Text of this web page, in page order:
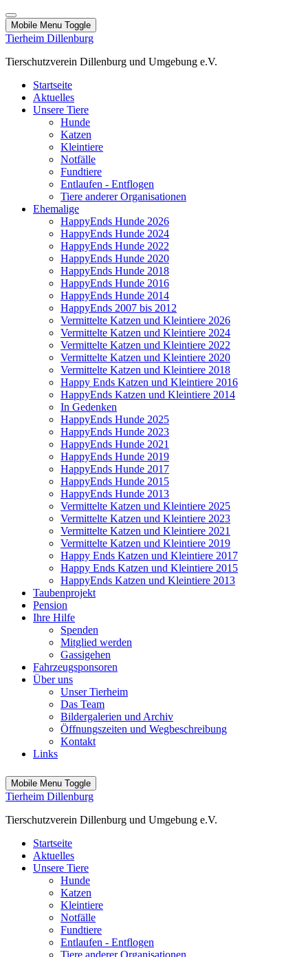
Mobile Menu Toggle
Tierheim Dillenburg
Tierschutzverein Dillenburg und Umgebung e.V.
Startseite
Aktuelles
Unsere Tiere
Hunde
Katzen
Kleintiere
Notfälle
Fundtiere
Entlaufen - Entflogen
Tiere anderer Organisationen
Ehemalige
HappyEnds Hunde 2026
HappyEnds Hunde 2024
HappyEnds Hunde 2022
HappyEnds Hunde 2020
HappyEnds Hunde 2018
HappyEnds Hunde 2016
HappyEnds Hunde 2014
HappyEnds 2007 bis 2012
Vermittelte Katzen und Kleintiere 2026
Vermittelte Katzen und Kleintiere 2024
Vermittelte Katzen und Kleintiere 2022
Vermittelte Katzen und Kleintiere 2020
Vermittelte Katzen und Kleintiere 2018
Happy Ends Katzen und Kleintiere 2016
HappyEnds Katzen und Kleintiere 2014
In Gedenken
HappyEnds Hunde 2025
HappyEnds Hunde 2023
HappyEnds Hunde 2021
HappyEnds Hunde 2019
HappyEnds Hunde 2017
HappyEnds Hunde 2015
HappyEnds Hunde 2013
Vermittelte Katzen und Kleintiere 2025
Vermittelte Katzen und Kleintiere 2023
Vermittelte Katzen und Kleintiere 2021
Vermittelte Katzen und Kleintiere 2019
Happy Ends Katzen und Kleintiere 2017
Happy Ends Katzen und Kleintiere 2015
HappyEnds Katzen und Kleintiere 2013
Taubenprojekt
Pension
Ihre Hilfe
Spenden
Mitglied werden
Gassigehen
Fahrzeugsponsoren
Über uns
Unser Tierheim
Das Team
Bildergalerien und Archiv
Öffnungszeiten und Wegbeschreibung
Kontakt
Links
Mobile Menu Toggle
Tierheim Dillenburg
Tierschutzverein Dillenburg und Umgebung e.V.
Startseite
Aktuelles
Unsere Tiere
Hunde
Katzen
Kleintiere
Notfälle
Fundtiere
Entlaufen - Entflogen
Tiere anderer Organisationen